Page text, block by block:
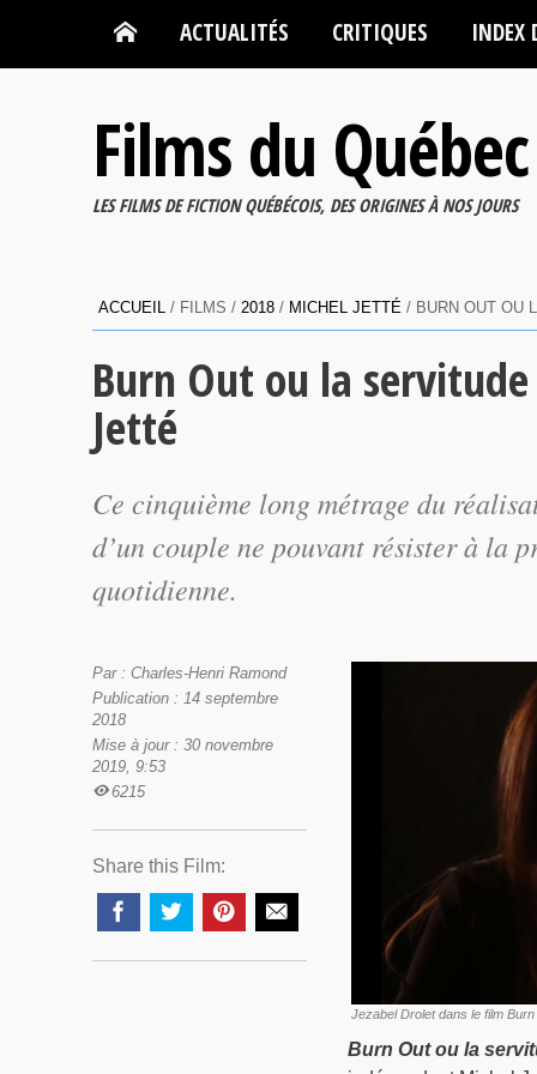
ACTUALITÉS CRITIQUES INDEX
Films du Québec
LES FILMS DE FICTION QUÉBÉCOIS, DES ORIGINES À NOS JOURS
ACCUEIL / FILMS / 2018 / MICHEL JETTÉ / BURN OUT OU
Burn Out ou la
Jetté
Ce cinquième long métrage du
d’un couple ne pouvant résister à la
quotidienne.
Par : Charles-Henri Ramond
Publication : 14 septembre
2018
Mise à jour : 30 novembre
2019, 9:53
6215
Share this Film:
Jezabel Drolet dans le film
Burn Out ou la